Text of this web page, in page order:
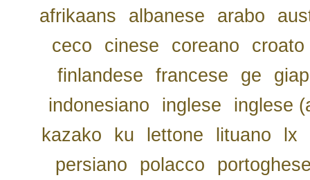
afrikaans albanese arabo
ceco
cinese coreano
croato
finlandese
francese ge
indonesiano
inglese
inglese
kazako
ku lettone lituano lx
persiano
polacco